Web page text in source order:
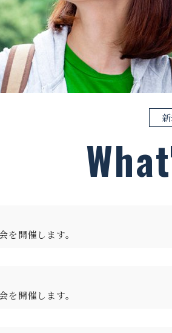
開催します。
開催します。